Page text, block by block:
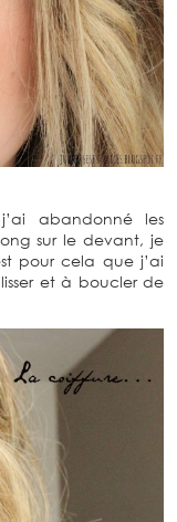
abandonné les
sur le devant, je
pour cela que j’ai
et à boucler de